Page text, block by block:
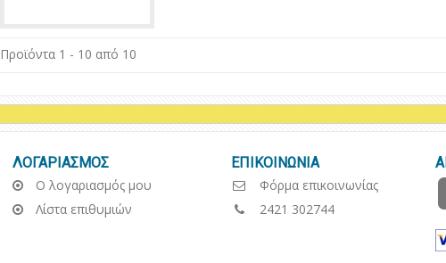
Προϊόντα 1 - 10 από 10
ΛΟΓΑΡΙΑΣΜΟΣ
Ο λογαριασμός μου
Λίστα επιθυμιών
ΕΠΙΚΟΙΝΩΝΙΑ
Φόρμα επικοινωνίας
2421 302744